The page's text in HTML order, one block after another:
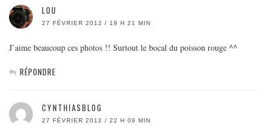
LOU
27 FÉVRIER 2012 / 19 H 21 MIN
J’aime beaucoup ces photos !! Surtout le bocal du poisson rouge ^^
RÉPONDRE
CYNTHIASBLOG
27 FÉVRIER 2012 / 22 H 09 MIN